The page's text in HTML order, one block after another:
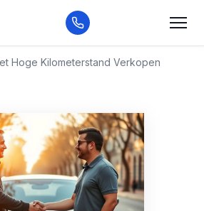
Hoge Kilometerstand Verkopen